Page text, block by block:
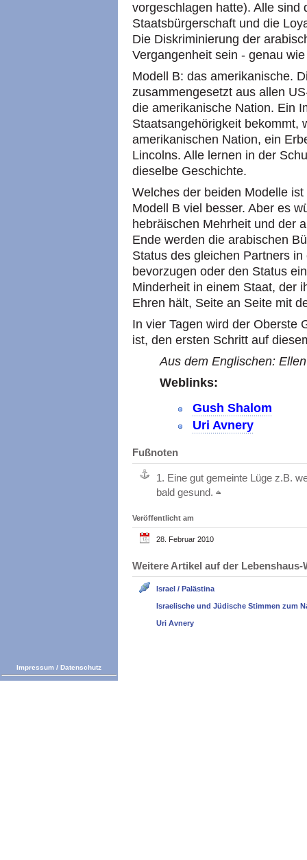
vorgeschlagen hatte). Alle sind
Staatsbürgerschaft und die
Die Diskriminierung der
Vergangenheit sein - genau
Modell B: das amerikanische.
zusammengesetzt aus allen
die amerikanische Nation. Ein
Staatsangehörigkeit bekommt,
amerikanischen Nation, ein
Lincolns. Alle lernen in der
dieselbe Geschichte.
Welches der beiden Modelle
Modell B viel besser. Aber es
hebräischen Mehrheit und der
Ende werden die arabischen
Status des gleichen Partners
bevorzugen oder den Status
Minderheit in einem Staat, der
Ehren hält, Seite an Seite mit
In vier Tagen wird der Oberste
ist, den ersten Schritt auf
Aus dem Englischen:
Weblinks:
Gush Shalom
Uri Avnery
Fußnoten
1. Eine gut gemeinte Lüge z.B.
bald gesund.
Veröffentlicht am
28. Februar 2010
Weitere Artikel auf der
Israel / Palästina
Israelische und Jüdische Stimmen zum
Uri Avnery
Impressum / Datenschutz